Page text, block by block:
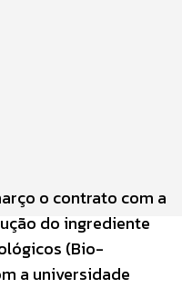
o contrato com a
do ingrediente
(Bio-
a universidade